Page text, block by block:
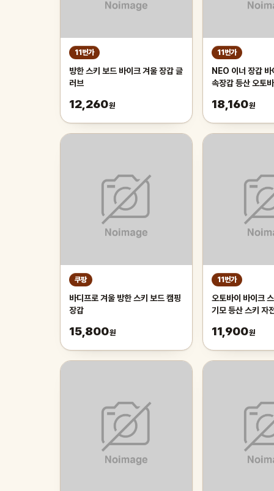
11번가
방한 스키 보드 바이크 겨울 장갑 글
러브
12,260원
11번가
NEO 이너 장갑
속장갑 등산 오토
18,160원
쿠팡
바디프로 겨울 방한 스키 보드 캠핑
장갑
15,800원
11번가
오토바이 바이크
기모 등산 스키 자
11,900원